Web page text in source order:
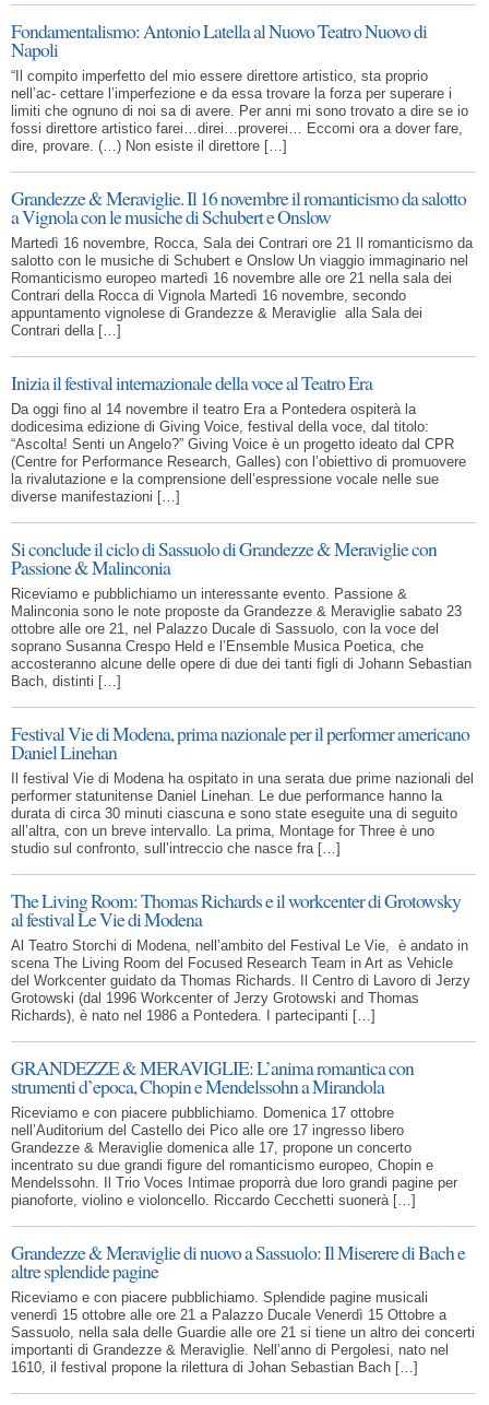
Fondamentalismo: Antonio Latella al Nuovo Teatro Nuovo di
Napoli
“Il compito imperfetto del mio essere direttore artistico, sta proprio
nell’ac- cettare l’imperfezione e da essa trovare la forza per superare i
limiti che ognuno di noi sa di avere. Per anni mi sono trovato a dire se io
fossi direttore artistico farei…direi…proverei… Eccomi ora a dover fare,
dire, provare. (…) Non esiste il direttore […]
Grandezze & Meraviglie. Il 16 novembre il romanticismo da salotto
a Vignola con le musiche di Schubert e Onslow
Martedì 16 novembre, Rocca, Sala dei Contrari ore 21 Il romanticismo da
salotto con le musiche di Schubert e Onslow Un viaggio immaginario nel
Romanticismo europeo martedì 16 novembre alle ore 21 nella sala dei
Contrari della Rocca di Vignola Martedì 16 novembre, secondo
appuntamento vignolese di Grandezze & Meraviglie alla Sala dei
Contrari della […]
Inizia il festival internazionale della voce al Teatro Era
Da oggi fino al 14 novembre il teatro Era a Pontedera ospiterà la
dodicesima edizione di Giving Voice, festival della voce, dal titolo:
“Ascolta! Senti un Angelo?” Giving Voice è un progetto ideato dal CPR
(Centre for Performance Research, Galles) con l’obiettivo di promuovere
la rivalutazione e la comprensione dell’espressione vocale nelle sue
diverse manifestazioni […]
Si conclude il ciclo di Sassuolo di Grandezze & Meraviglie con
Passione & Malinconia
Riceviamo e pubblichiamo un interessante evento. Passione &
Malinconia sono le note proposte da Grandezze & Meraviglie sabato 23
ottobre alle ore 21, nel Palazzo Ducale di Sassuolo, con la voce del
soprano Susanna Crespo Held e l’Ensemble Musica Poetica, che
accosteranno alcune delle opere di due dei tanti figli di Johann Sebastian
Bach, distinti […]
Festival Vie di Modena, prima nazionale per il performer americano
Daniel Linehan
Il festival Vie di Modena ha ospitato in una serata due prime nazionali del
performer statunitense Daniel Linehan. Le due performance hanno la
durata di circa 30 minuti ciascuna e sono state eseguite una di seguito
all’altra, con un breve intervallo. La prima, Montage for Three è uno
studio sul confronto, sull’intreccio che nasce fra […]
The Living Room: Thomas Richards e il workcenter di Grotowsky
al festival Le Vie di Modena
Al Teatro Storchi di Modena, nell’ambito del Festival Le Vie, è andato in
scena The Living Room del Focused Research Team in Art as Vehicle
del Workcenter guidato da Thomas Richards. Il Centro di Lavoro di Jerzy
Grotowski (dal 1996 Workcenter of Jerzy Grotowski and Thomas
Richards), è nato nel 1986 a Pontedera. I partecipanti […]
GRANDEZZE & MERAVIGLIE: L’anima romantica con
strumenti d’epoca, Chopin e Mendelssohn a Mirandola
Riceviamo e con piacere pubblichiamo. Domenica 17 ottobre
nell’Auditorium del Castello dei Pico alle ore 17 ingresso libero
Grandezze & Meraviglie domenica alle 17, propone un concerto
incentrato su due grandi figure del romanticismo europeo, Chopin e
Mendelssohn. Il Trio Voces Intimae proporrà due loro grandi pagine per
pianoforte, violino e violoncello. Riccardo Cecchetti suonerà […]
Grandezze & Meraviglie di nuovo a Sassuolo: Il Miserere di Bach e
altre splendide pagine
Riceviamo e con piacere pubblichiamo. Splendide pagine musicali
venerdì 15 ottobre alle ore 21 a Palazzo Ducale Venerdì 15 Ottobre a
Sassuolo, nella sala delle Guardie alle ore 21 si tiene un altro dei concerti
importanti di Grandezze & Meraviglie. Nell’anno di Pergolesi, nato nel
1610, il festival propone la rilettura di Johan Sebastian Bach […]